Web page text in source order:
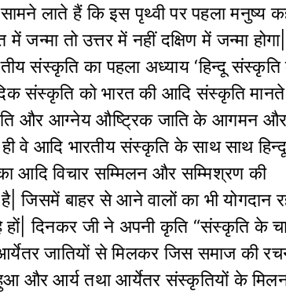
लाते हैं कि इस पृथ्वी पर पहला मनुष्य
तो उत्तर में नहीं दक्षिण में जन्मा होगा|
संस्कृति का पहला अध्याय ‘हिन्दू
संस्कृति को भारत की आदि संस्कृति
और आग्नेय औष्ट्रिक जाति के आगमन
वे आदि भारतीय संस्कृति के साथ साथ हिन्दू
आदि विचार सम्मिलन और सम्मिश्रण की
जिसमें बाहर से आने वालों का भी योगदान
दिनकर जी ने अपनी कृति “संस्कृति के
जातियों से मिलकर जिस समाज की
हुआ और आर्य तथा आर्येतर संस्कृतियों के